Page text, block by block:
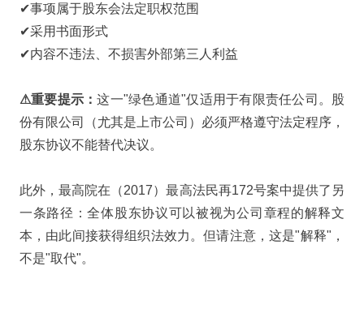
✔事项属于股东会法定职权范围
✔采用书面形式
✔内容不违法、不损害外部第三人利益
⚠重要提示：这一"绿色通道"仅适用于有限责任公司。股
份有限公司（尤其是上市公司）必须严格遵守法定程序，
股东协议不能替代决议。
此外，最高院在（2017）最高法民再172号案中提供了另
一条路径：全体股东协议可以被视为公司章程的解释文
本，由此间接获得组织法效力。但请注意，这是"解释"，
不是"取代"。